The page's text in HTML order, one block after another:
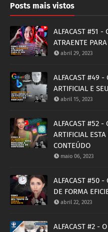
Posts mais vistos
ALFACAST #51 -
ATRAENTE
abril 29, 2023
ALFACAST #49 -
ARTIFICIAL E
abril 15, 2023
ALFACAST #52 -
ARTIFICIAL
CONTEÚDO
maio 06, 2023
ALFACAST #50 -
DE FORMA
abril 22, 2023
ALFACAST #2 -